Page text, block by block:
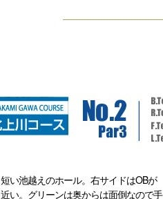
短い池越えのホール。右サイドはOBが
近い。グリーンは奥からは面倒なので手